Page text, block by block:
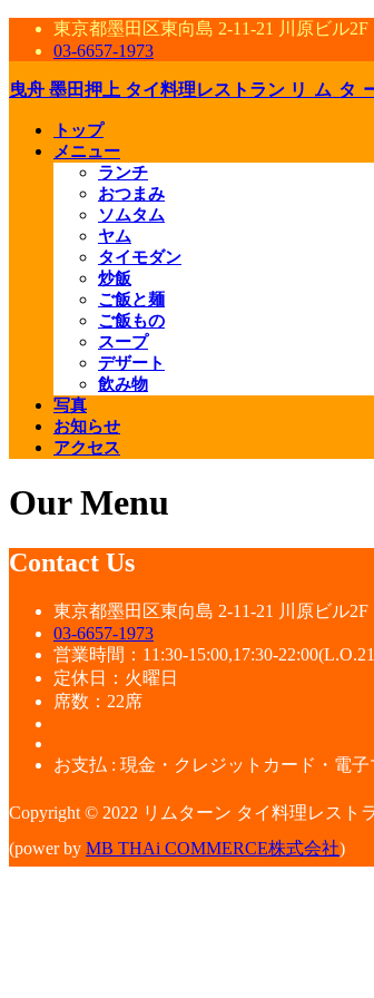
東京都墨田区東向島 2-11-21 川原ビル2F
03-6657-1973
曳舟 墨田押上 タイ料理レストラン リムタ
トップ
メニュー
ランチ
おつまみ
ソムタム
ヤム
タイモダン
炒飯
ご飯と麺
ご飯もの
スープ
デザート
飲み物
写真
お知らせ
アクセス
Our Menu
Contact Us
東京都墨田区東向島 2-11-21 川原ビル2F
03-6657-1973
営業時間：11:30-15:00,17:30-
定休日：火曜日
席数：22席
お支払 : 現金・クレジットカード・電子
Copyright © 2022 リムターン タイ料理レスト
(power by MB THAi COMMERCE株式会社)